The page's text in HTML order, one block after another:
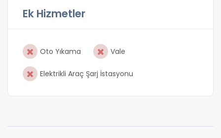
Ek Hizmetler
Oto Yıkama Vale
Elektrikli Araç Şarj İstasyonu